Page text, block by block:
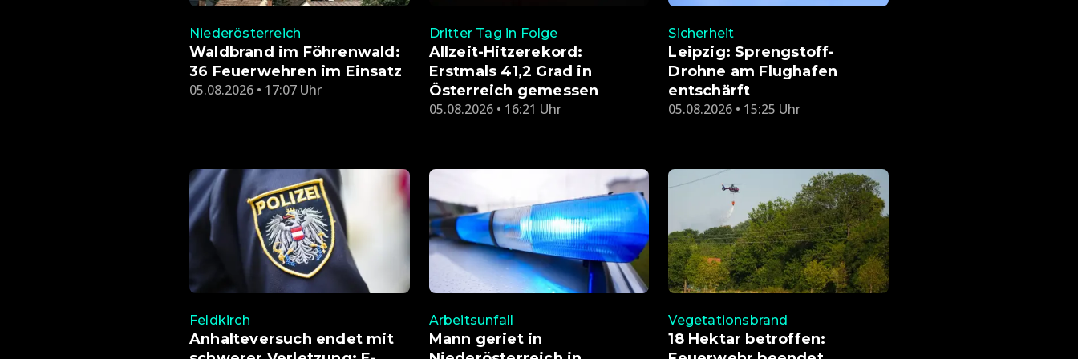
Niederösterreich
Waldbrand im Föhrenwald:
36 Feuerwehren im Einsatz
05.08.2026 • 17:07 Uhr
Dritter Tag in Folge
Allzeit-Hitzerekord:
Erstmals 41,2 Grad in
Österreich gemessen
05.08.2026 • 16:21 Uhr
Sicherheit
Leipzig: Sprengstoff-
Drohne am Flughafen
entschärft
05.08.2026 • 15:25 Uhr
Feldkirch
Anhalteversuch endet mit
Arbeitsunfall
Mann geriet in
Vegetationsbrand
18 Hektar betroffen: